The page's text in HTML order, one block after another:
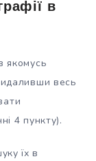
в
якомусь
весь
4 пункту).
їх в